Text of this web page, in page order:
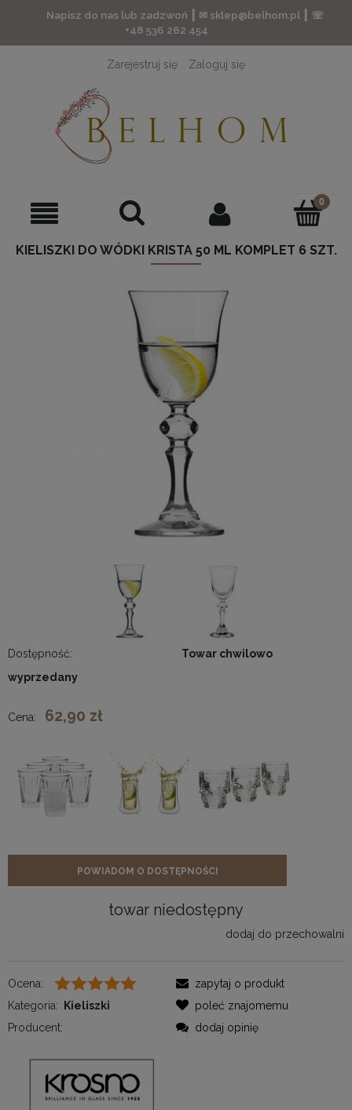
Napisz do nas lub zadzwoń ┃ ✉ sklep@belhom.pl ┃ ☏
+48 536 262 454
Zarejestruj się Zaloguj się
KIELISZKI DO WÓDKI KRISTA 50 ML KOMPLET 6 SZT.
Dostępność:
Towar chwilowo
wyprzedany
Cena: 62,90 zł
POWIADOM O DOSTĘPNOŚCI
towar niedostępny
dodaj do przechowalni
Ocena:
Kategoria:
Kieliszki
Producent:
zapytaj o produkt
poleć znajomemu
dodaj opinię